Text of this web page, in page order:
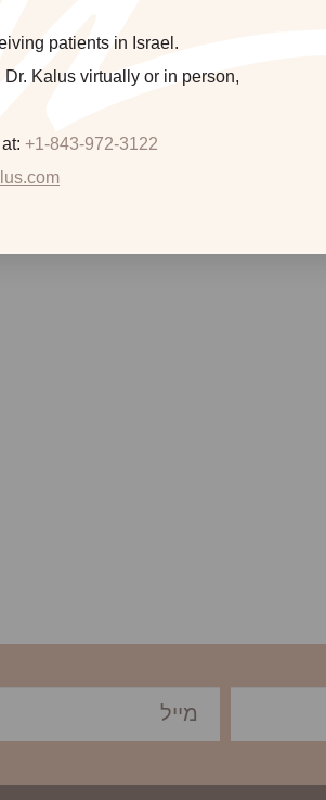
patients in Israel.
Kalus virtually or in person,
+1-843-972-3122